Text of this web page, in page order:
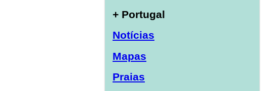
+ Portugal
Notícias
Mapas
Praias